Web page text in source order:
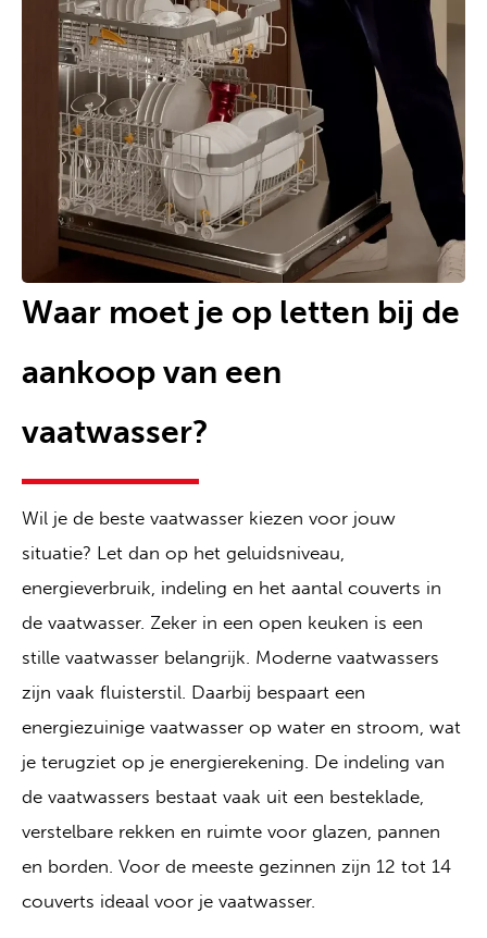
Waar moet je op letten bij de
aankoop van een
vaatwasser?
Wil je de beste vaatwasser kiezen voor jouw
situatie? Let dan op het geluidsniveau,
energieverbruik, indeling en het aantal couverts in
de vaatwasser. Zeker in een open keuken is een
stille vaatwasser belangrijk. Moderne vaatwassers
zijn vaak fluisterstil. Daarbij bespaart een
energiezuinige vaatwasser op water en stroom, wat
je terugziet op je energierekening. De indeling van
de vaatwassers bestaat vaak uit een besteklade,
verstelbare rekken en ruimte voor glazen, pannen
en borden. Voor de meeste gezinnen zijn 12 tot 14
couverts ideaal voor je vaatwasser.